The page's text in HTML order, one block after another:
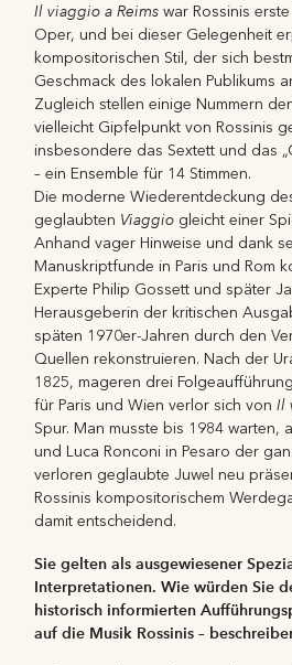
Il viaggio a Reims war Rossinis
Oper, und bei dieser Gelegenheit
kompositorischen Stil, der sich
Geschmack des lokalen Publikums
Zugleich stellen einige Nummern
vielleicht Gipfelpunkt von Rossinis
insbesondere das Sextett und das
– ein Ensemble für 14 Stimmen.
Die moderne Wiederentdeckung
geglaubten Viaggio gleicht einer
Anhand vager Hinweise und dank
Manuskriptfunde in Paris und Rom
Experte Philip Gossett und später
Herausgeberin der kritischen
späten 1970er-Jahren durch den
Quellen rekonstruieren. Nach der
1825, mageren drei
für Paris und Wien verlor sich vonIl
Spur. Man musste bis 1984 warten,
und Luca Ronconi in Pesaro der
verloren geglaubte Juwel neu
Rossinis kompositorischem
damit entscheidend.
Sie gelten als ausgewiesener
Interpretationen. Wie würden Sie
historisch informierten
auf die Musik Rossinis –